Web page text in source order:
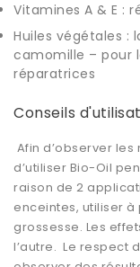
Vitamines A & E :
Huiles végétales :
camomille – pour
réparatrices
Conseils
Afin d’observer
d’utiliser Bio-Oil
raison de 2
enceintes, utiliser
grossesse. Les
l’autre. Le respect